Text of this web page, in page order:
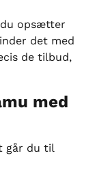
opsætter
det med
de tilbud,
med
går du til